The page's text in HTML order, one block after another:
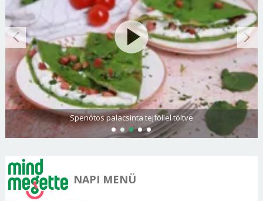
Spenótos palacsinta tejföllel töltve
NAPI MENÜ